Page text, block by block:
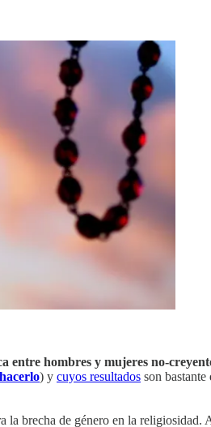
entre hombres y mujeres no-
) y cuyos resultados son
la brecha de género en la religiosidad.